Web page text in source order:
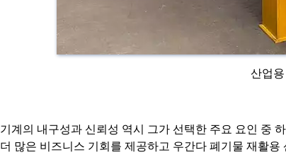
산업
기계의 내구성과 신뢰성 역시 그가 선택한 주요 요인 중
더 많은 비즈니스 기회를 제공하고 우간다 폐기물 재활